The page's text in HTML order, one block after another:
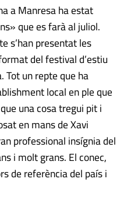
a Manresa ha estat
que es farà al juliol.
s’han presentat les
del festival d’estiu
Tot un repte que ha
local en ple que
una cosa tregui pit i
en mans de Xavi
professional insígnia del
i molt grans. El conec,
de referència del país i